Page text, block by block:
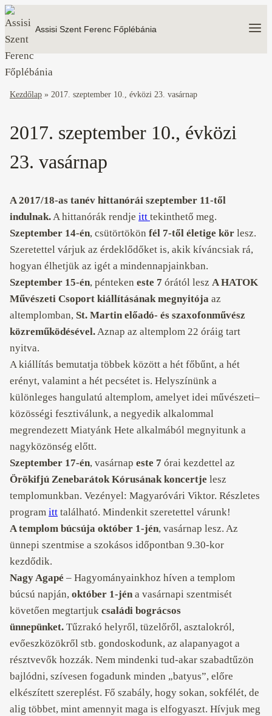
Skip
to
content
Assisi Szent Ferenc Főplébánia
Kezdőlap » 2017. szeptember 10., évközi 23. vasárnap
2017. szeptember 10., évközi
23. vasárnap
A 2017/18-as tanév hittanórái szeptember 11-től
indulnak.A hittanórák rendje itt tekinthető meg.
Szeptember 14-én, csütörtökön fél 7-től életige kör lesz.
Szeretettel várjuk az érdeklődőket is, akik kíváncsiak rá,
hogyan élhetjük az igét a mindennapjainkban.
Szeptember 15-én, pénteken este 7 órától lesz A HATOK
Művészeti Csoport kiállításának megnyitója az
altemplomban, St. Martin előadó- és szaxofonművész
közreműködésével.Aznap az altemplom 22 óráig tart
nyitva.
A kiállítás bemutatja többek között a hét főbűnt, a hét
erényt, valamint a hét pecsétet is. Helyszínünk a
különleges hangulatú altemplom, amelyet idei művészeti–
közösségi fesztiválunk, a negyedik alkalommal
megrendezett Miatyánk Hete alkalmából megnyitunk a
nagyközönség előtt.
Szeptember 17-én, vasárnap este 7 órai kezdettel az
Örökifjú Zenebarátok Kórusának koncertje lesz
templomunkban. Vezényel: Magyaróvári Viktor. Részletes
program itt található. Mindenkit szeretettel várunk!
A templom búcsúja október 1-jén, vasárnap lesz. Az
ünnepi szentmise a szokásos időpontban 9.30-kor
kezdődik.
Nagy Agapé – Hagyományainkhoz híven a templom
búcsú napján, október 1-jén a vasárnapi szentmisét
követően megtartjuk családi bográcsos
ünnepünket. Tűzrakó helyről, tüzelőről, asztalokról,
evőeszközökről stb. gondoskodunk, az alapanyagot a
résztvevők hozzák. Nem mindenki tud-akar szabadtűzön
bajlódni, szívesen fogadunk minden „batyus”, előre
elkészített szereplést. Fő szabály, hogy sokan, sokfélét, de
alig többet, mint amennyit maga is elfogyaszt. Hívjuk meg